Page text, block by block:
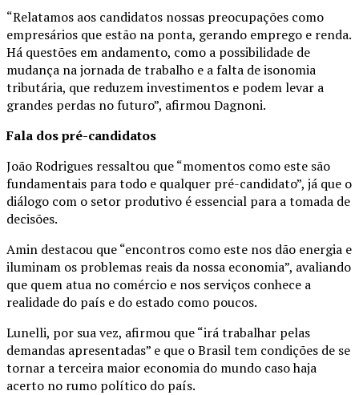
“Relatamos aos candidatos nossas preocupações como
empresários que estão na ponta, gerando emprego e renda.
Há questões em andamento, como a possibilidade de
mudança na jornada de trabalho e a falta de isonomia
tributária, que reduzem investimentos e podem levar a
grandes perdas no futuro”, afirmou Dagnoni.
Fala dos pré-candidatos
João Rodrigues ressaltou que “momentos como este são
fundamentais para todo e qualquer pré-candidato”, já que o
diálogo com o setor produtivo é essencial para a tomada de
decisões.
Amin destacou que “encontros como este nos dão energia e
iluminam os problemas reais da nossa economia”, avaliando
que quem atua no comércio e nos serviços conhece a
realidade do país e do estado como poucos.
Lunelli, por sua vez, afirmou que “irá trabalhar pelas
demandas apresentadas” e que o Brasil tem condições de se
tornar a terceira maior economia do mundo caso haja
acerto no rumo político do país.